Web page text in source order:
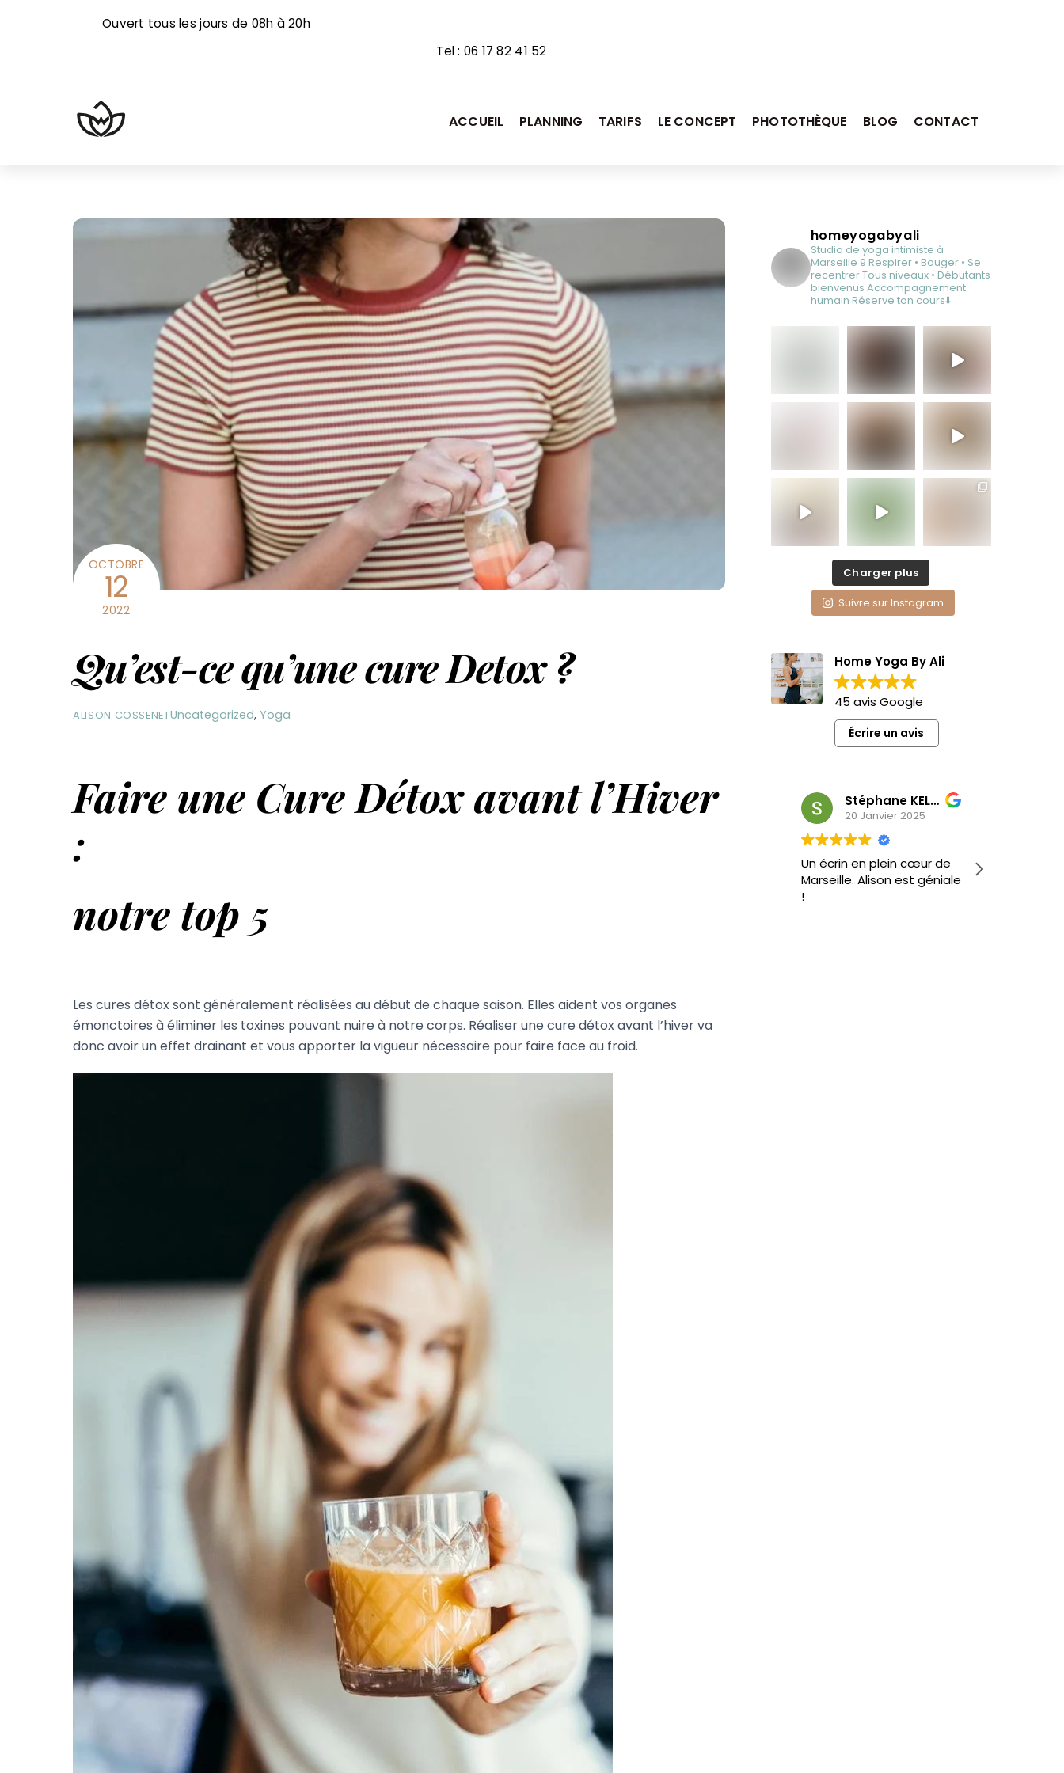
Ouvert tous les jours de 08h à 20h
Tel : 06 17 82 41 52
ACCUEIL PLANNING TARIFS LE CONCEPT PHOTOTHÈQUE BLOG CONTACT
OCTOBRE
12
2022
Qu’est-ce qu’une cure Detox ?
ALISON COSSENETUncategorized, Yoga
Faire une Cure Détox avant l’Hiver
:
notre top 5
Les cures détox sont généralement réalisées au début de chaque saison. Elles aident vos organes
émonctoires à éliminer les toxines pouvant nuire à notre corps. Réaliser une cure détox avant l’hiver va
donc avoir un effet drainant et vous apporter la vigueur nécessaire pour faire face au froid.
homeyogabyali
Studio de yoga intimiste à
Marseille 9 Respirer • Bouger • Se
recentrerTous niveaux • Débutants
bienvenus Accompagnement
humain Réserve ton cours⬇️
Charger plus
Suivre sur Instagram
Home Yoga By Ali
45 avis Google
Écrire un avis
20 Janvier 2025
Un écrin en plein cœur de
Marseille. Alison est géniale
Tida T
24 Mai 2024
Je pratique le yoga très
régulièrement et c’était la